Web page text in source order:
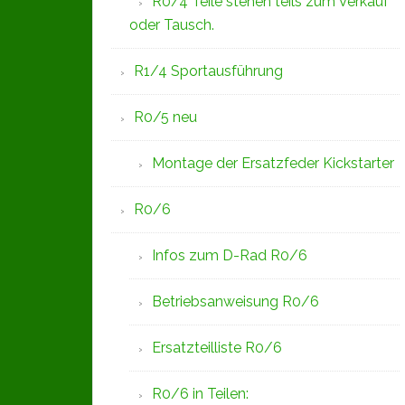
oder Tausch.
R1/4 Sportausführung
R0/5 neu
Montage der Ersatzfeder Kickstarter
R0/6
Infos zum D-Rad R0/6
Betriebsanweisung R0/6
Ersatzteilliste R0/6
R0/6 in Teilen: